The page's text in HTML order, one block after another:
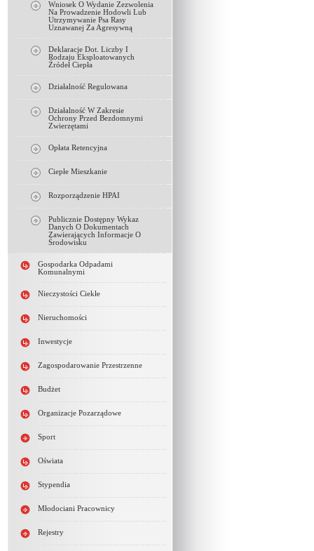
Wniosek O Wydanie Zezwolenia
Na Prowadzenie Hodowli Lub
Utrzymywanie Psa Rasy
Uznawanej Za Agresywną
Deklaracje Dot. Liczby I
Rodzaju Eksploatowanych
Źródeł Ciepła
Działalność Regulowana
Działalność W Zakresie
Ochrony Przed Bezdomnymi
Zwierzętami
Opłata Retencyjna
Ciepłe Mieszkanie
Rozporządzenie HPAI
Publicznie Dostępny Wykaz
Danych O Dokumentach
Zawierających Informacje O
Środowisku
Gospodarka Odpadami
Komunalnymi
Nieczystości Ciekłe
Nieruchomości
Inwestycje
Zagospodarowanie Przestrzenne
Budżet
Organizacje Pozarządowe
Sport
Oświata
Stypendia
Młodociani Pracownicy
Rejestry